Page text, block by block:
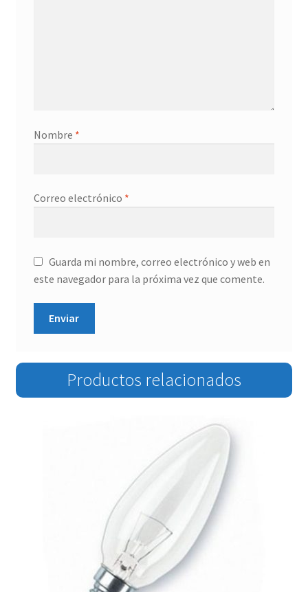
Nombre *
Correo electrónico *
Guarda mi nombre, correo electrónico y web en
este navegador para la próxima vez que comente.
Productos relacionados